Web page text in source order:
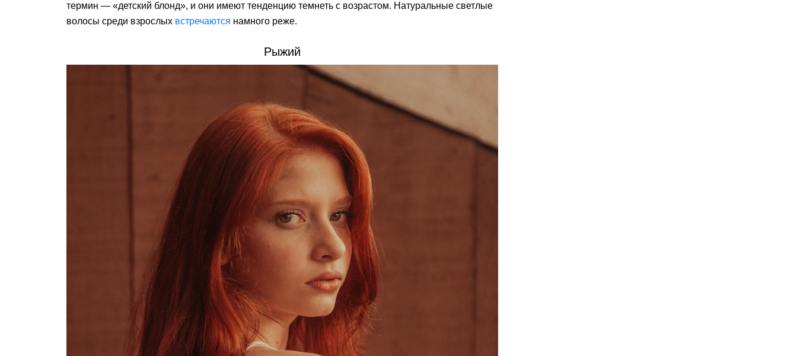
термин — «детский блонд», и они имеют тенденцию темнеть с возрастом. Натуральные светлые
волосы среди взрослых встречаются намного реже.
Рыжий